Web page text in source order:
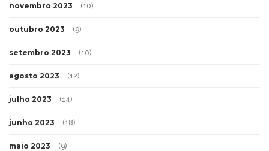
novembro 2023 (10)
outubro 2023 (9)
setembro 2023 (10)
agosto 2023 (12)
julho 2023 (14)
junho 2023 (18)
maio 2023 (9)